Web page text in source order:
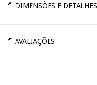
DIMENSÕES E DETALHES
AVALIAÇÕES